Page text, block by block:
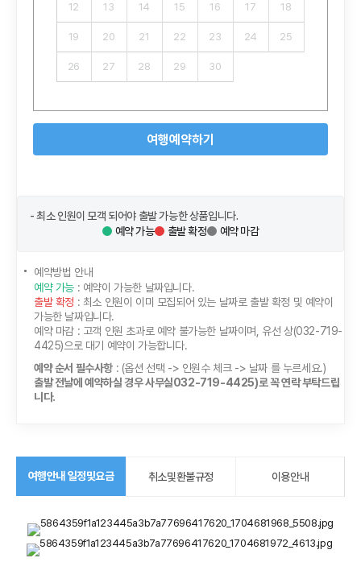
12 13 14 15 16 17 18
19 20 21 22 23 24 25
26 27 28 29 30
여행예약하기
- 최소 인원이 모객 되어야 출발 가능한 상품입니다.
예약 가능
출발 확정 예약 마감
예약방법 안내
예약 가능 : 예약이 가능한 날짜입니다.
출발 확정 : 최소 인원이 이미 모집되어 있는 날짜로 출발 확정 및 예약이
가능한 날짜입니다.
예약 마감 : 고객 인원 초과로 예약 불가능한 날짜이며, 유선 상(032-719-
4425)으로 대기 예약이 가능합니다.
예약 순서 필수사항 : (옵션 선택 -> 인원수 체크 -> 날짜 를 누르세요.)
출발 전날에 예약하실 경우 사무실032-719-4425)로 꼭 연락 부탁드립
니다.
여행안내 일정및요금 취소및환불규정 이용안내